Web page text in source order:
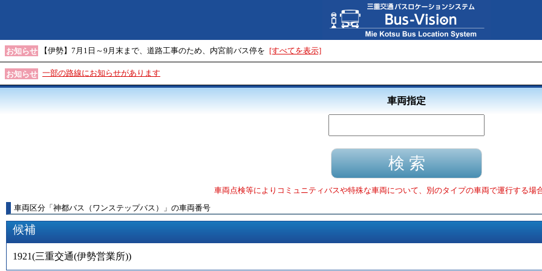
お知らせ 【伊勢】7月1日～9月末まで、道路工事のため、内宮前バス停を [すべてを表示]
お知らせ 一部の路線にお知らせがあります
車両指定
車両点検等によりコミュニティバスや特殊な車両について、別のタイプの車両で運行する場
車両区分 「 神都バス（ワンステップバス） 」 の車両番号
候補
1921(三重交通(伊勢営業所))